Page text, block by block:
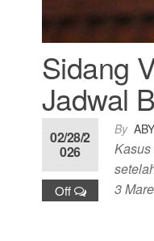
Sidang
Jadwal
By
02/28/2
026
Off
Kasus
3